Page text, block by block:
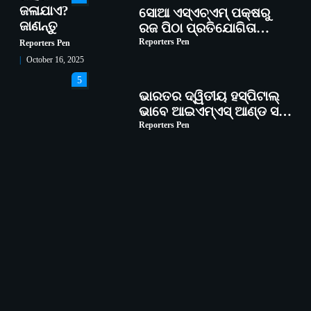
ଜଳାଯାଏ?
ଜାଣନ୍ତୁ
Reporters Pen
October 16, 2025
ସୋଆ ଏସ୍‌ଏଚ୍‌ଏମ୍ ପକ୍ଷରୁ
ରଜ ପିଠା ପ୍ରତିଯୋଗିତା
ଆୟୋଜିତ
Reporters Pen
5
ଭାରତର ଦ୍ୱିତୀୟ ହସ୍ପିଟାଲ୍
ଭାବେ ଆଇଏମ୍‌ଏସ୍ ଆଣ୍ଡ ସମ
ହସ୍ପିଟାଲ୍‌ରେ ଅତ୍ୟାଧୁନିକ
Reporters Pen